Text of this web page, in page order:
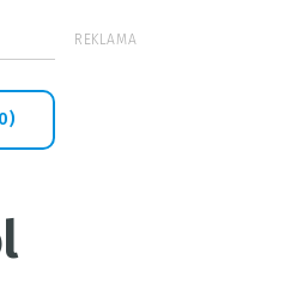
REKLAMA